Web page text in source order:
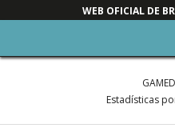
WEB OFICIAL DE
Estadísticas